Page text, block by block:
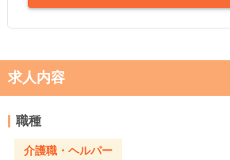
求人内容
職種
介護職・ヘルパー